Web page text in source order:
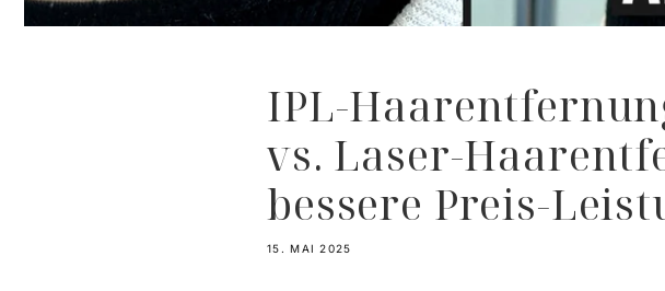
IPL-
vs. Laser-
bessere Preis-
15. MAI 2025